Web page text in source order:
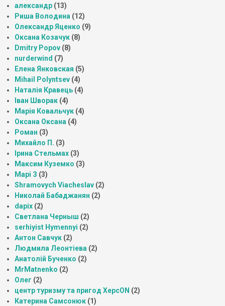
александр (13)
Риша Володина (12)
Олександр Яценко (9)
Оксана Козачук (8)
Dmitry Popov (8)
nurderwind (7)
Елена Янковская (5)
Mihail Polyntsev (4)
Наталія Кравець (4)
Іван Шворак (4)
Марія Ковальчук (4)
Оксана Оксана (4)
Роман (3)
Михайло П. (3)
Ірина Стельмах (3)
Максим Куземко (3)
Марі З (3)
Shramovych Viacheslav (2)
Николай Бабаджанян (2)
dapix (2)
Светлана Черныш (2)
serhiyist Hymennyi (2)
Антон Савчук (2)
Людмила Леонтіева (2)
Анатолій Бученко (2)
MrMatnenko (2)
Олег (2)
центр туризму та пригод ХерсON (2)
Катерина Самсонюк (1)